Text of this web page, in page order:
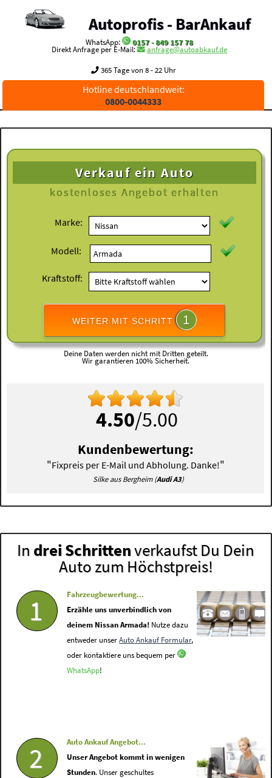
Autoprofis - BarAnkauf
WhatsApp:
0157 - 849 157 78
Direkt Anfrage per E-Mail:
anfrage@autoabkauf.de
365 Tage von 8 - 22 Uhr
Hotline deutschlandweit:
0800-0044333
Verkauf ein Auto
kostenloses Angebot erhalten
Marke:
Modell:
Kraftstoff:
WEITER MIT SCHRITT 1
Deine Daten werden nicht mit Dritten geteilt.
Wir garantieren 100% Sicherheit.
4.50/5.00
Kundenbewertung:
"Fixpreis per E-Mail und Abholung. Danke!"
Silke aus Bergheim (Audi A3)
In drei Schrittenverkaufst Du Dein
Auto zum Höchstpreis!
1
Fahrzeugbewertung...
Erzähle uns unverbindlich von
deinem Nissan Armada! Nutze dazu
entweder unserAuto Ankauf Formular,
oder kontaktiere uns bequem per
WhatsApp!
2
Auto Ankauf Angebot...
Unser Angebot kommt in wenigen
Stunden. Unser geschultes